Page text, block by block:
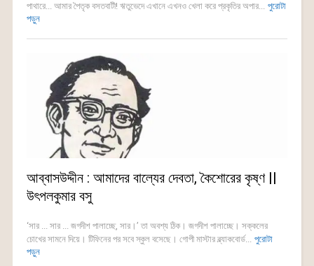
পাথারে... আমার পৈতৃক বসতবাটী! ঋতুভেদে এখানে এখনও খেলা করে প্রকৃতির অপার... পুরোটা
পড়ুন
আব্বাসউদ্দীন : আমাদের বাল্যের দেবতা, কৈশোরের কৃষ্ণ ||
উৎপলকুমার বসু
‘সার ... সার ... জগদীশ পালাচ্ছে, সার।’ তা অবশ্য ঠিক। জগদীশ পালাচ্ছে। সক্কলের
চোখের সামনে দিয়ে। টিফিনের পর সবে স্কুল বসেছে। গোপী মাস্টার ব্ল্যাকবোর্ড... পুরোটা
পড়ুন